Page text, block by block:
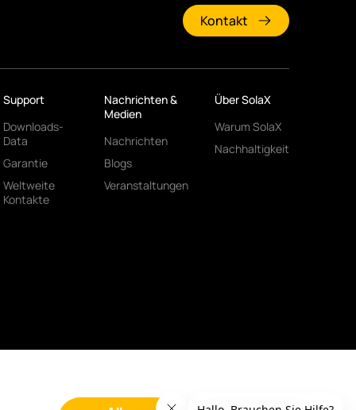
Kontakt
Support
Downloads-
Data
Garantie
Weltweite
Kontakte
Nachrichten &
Medien
Nachrichten
Blogs
Veranstaltungen
Über SolaX
Warum SolaX
Nachhaltigkeit